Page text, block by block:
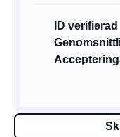
ID verifierad